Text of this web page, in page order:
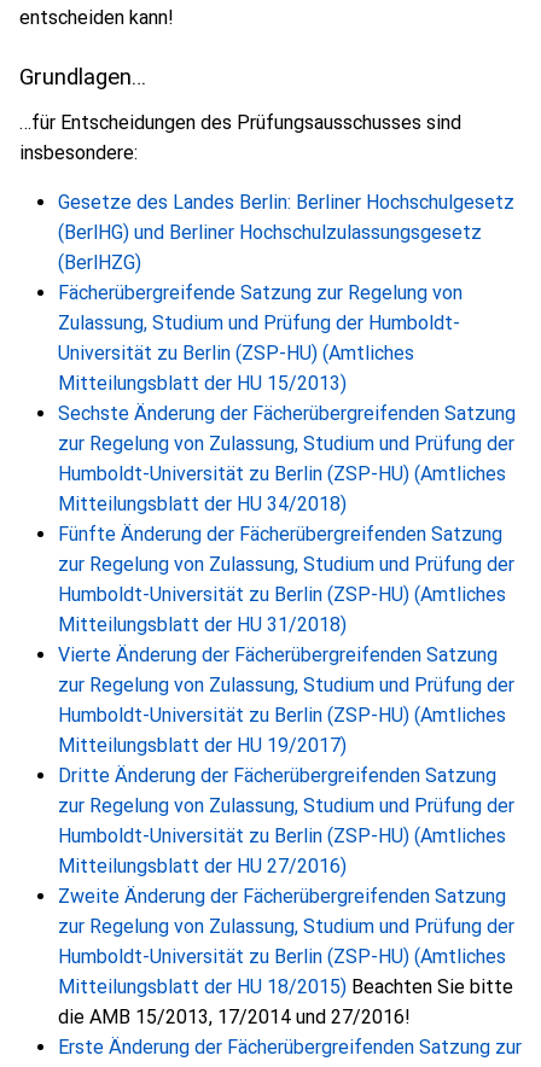
entscheiden kann!
Grundlagen…
…für Entscheidungen des Prüfungsausschusses sind
insbesondere:
Gesetze des Landes Berlin: Berliner Hochschulgesetz
(BerlHG) und Berliner Hochschulzulassungsgesetz
(BerlHZG)
Fächerübergreifende Satzung zur Regelung von
Zulassung, Studium und Prüfung der Humboldt-
Universität zu Berlin (ZSP-HU) (Amtliches
Mitteilungsblatt der HU 15/2013)
Sechste Änderung der Fächerübergreifenden Satzung
zur Regelung von Zulassung, Studium und Prüfung der
Humboldt-Universität zu Berlin (ZSP-HU) (Amtliches
Mitteilungsblatt der HU 34/2018)
Fünfte Änderung der Fächerübergreifenden Satzung
zur Regelung von Zulassung, Studium und Prüfung der
Humboldt-Universität zu Berlin (ZSP-HU) (Amtliches
Mitteilungsblatt der HU 31/2018)
Vierte Änderung der Fächerübergreifenden Satzung
zur Regelung von Zulassung, Studium und Prüfung der
Humboldt-Universität zu Berlin (ZSP-HU) (Amtliches
Mitteilungsblatt der HU 19/2017)
Dritte Änderung der Fächerübergreifenden Satzung
zur Regelung von Zulassung, Studium und Prüfung der
Humboldt-Universität zu Berlin (ZSP-HU) (Amtliches
Mitteilungsblatt der HU 27/2016)
Zweite Änderung der Fächerübergreifenden Satzung
zur Regelung von Zulassung, Studium und Prüfung der
Humboldt-Universität zu Berlin (ZSP-HU) (Amtliches
Mitteilungsblatt der HU 18/2015) Beachten Sie bitte
die AMB 15/2013, 17/2014 und 27/2016!
Erste Änderung der Fächerübergreifenden Satzung zur